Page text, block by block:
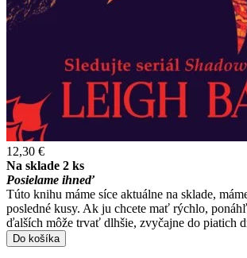
12,30 €
Na sklade 2 ks
Posielame ihneď
Túto knihu máme síce aktuálne na sklade,
posledné kusy. Ak ju chcete mať rýchlo,
ďalších môže trvať dlhšie, zvyčajne do piatich
Do košíka